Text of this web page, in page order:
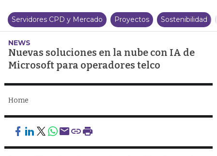
Servidores CPD y Mercado Proyectos Sostenibilidad
NEWS
Nuevas soluciones en la nube con IA de
Microsoft para operadores telco
Home